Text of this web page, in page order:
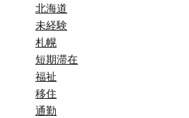
北海道
未経験
札幌
短期滞在
福祉
移住
通勤